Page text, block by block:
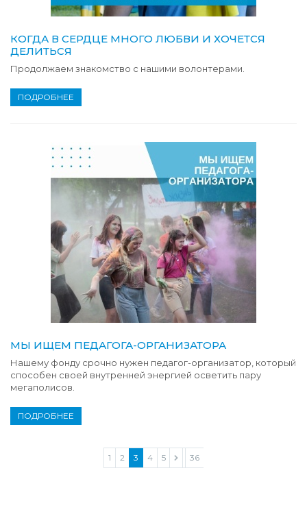
КОГДА В СЕРДЦЕ МНОГО ЛЮБВИ И ХОЧЕТСЯ
ДЕЛИТЬСЯ
Продолжаем знакомство с нашими волонтерами.
ПОДРОБНЕЕ
МЫ ИЩЕМ ПЕДАГОГА-ОРГАНИЗАТОРА
Нашему фонду срочно нужен педагог-организатор, который
способен своей внутренней энергией осветить пару
мегаполисов.
ПОДРОБНЕЕ
1 2 3 4 5 ... 36